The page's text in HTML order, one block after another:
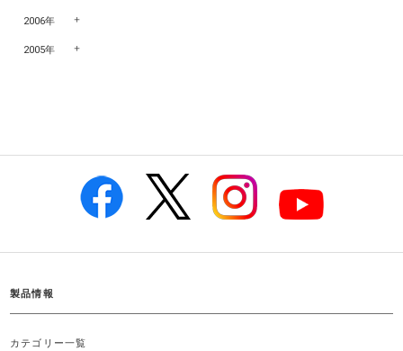
2006年
2005年
製品情報
カテゴリー一覧